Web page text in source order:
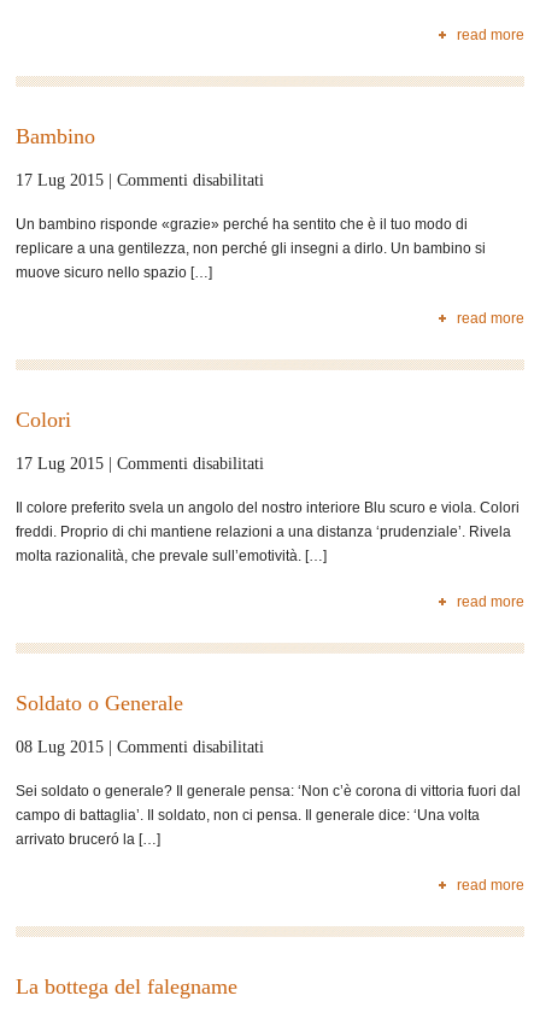
read more
Bambino
17 Lug 2015 |Commenti disabilitati
Un bambino risponde «grazie» perché ha sentito che è il tuo modo di
replicare a una gentilezza, non perché gli insegni a dirlo. Un bambino si
muove sicuro nello spazio […]
read more
Colori
17 Lug 2015 |Commenti disabilitati
Il colore preferito svela un angolo del nostro interiore Blu scuro e viola. Colori
freddi. Proprio di chi mantiene relazioni a una distanza ‘prudenziale’. Rivela
molta razionalità, che prevale sull’emotività. […]
read more
Soldato o Generale
08 Lug 2015 |Commenti disabilitati
o
Generale
Sei soldato o generale? Il generale pensa: ‘Non c’è corona di vittoria fuori dal
campo di battaglia’. Il soldato, non ci pensa. Il generale dice: ‘Una volta
arrivato bruceró la […]
read more
La bottega del falegname